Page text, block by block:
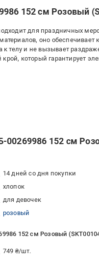
152 см Розовый
для праздничных
оно обеспечивает
телу и не вызывает
который гарантирует
00269986 152 см
14 дней со дня покупки
хлопок
для девочек
розовый
152 см Розовый
749 ₴/шт.